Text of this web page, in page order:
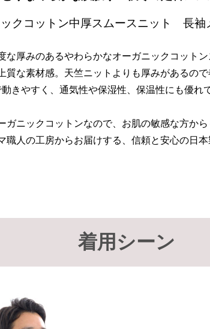
クコットン中厚スムースニット 長袖
な厚みのあるやわらかなオーガニックコットン
質な素材感。天竺ニットよりも厚みがあるので
きやすく、通気性や保湿性、保温性にも優れ
ガニックコットンなので、お肌の敏感な方から
職人の工房からお届けする、信頼と安心の日本
着用シーン